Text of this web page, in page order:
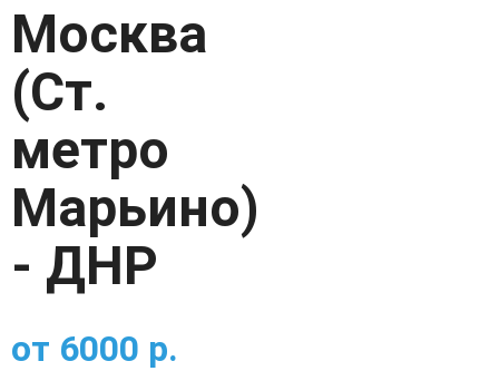
Москва
(Ст.
метро
Марьино)
- ДНР
от 6000 р.